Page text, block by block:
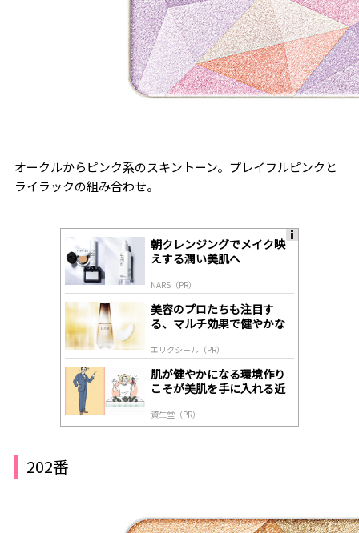
オークルからピンク系のスキントーン。プレイフルピンクと
ライラックの組み合わせ。
朝クレンジングでメイク映
えする潤い美肌へ
NARS（PR）
美容のプロたちも注目す
る、マルチ効果で健やかな
エリクシール（PR）
肌が健やかになる環境作り
こそが美肌を手に入れる近
資生堂（PR）
202番